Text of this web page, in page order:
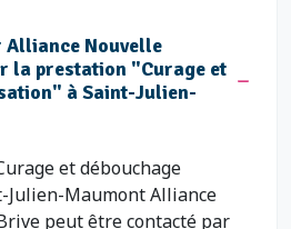
Alliance Nouvelle
la prestation "Curage et
à Saint-Julien-
et débouchage
Julien-Maumont Alliance
peut être contacté par